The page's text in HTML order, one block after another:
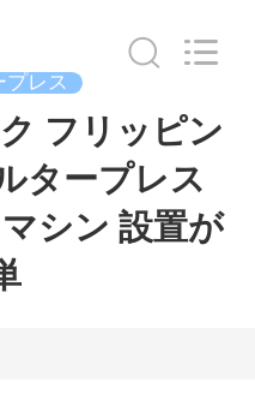
プレス
フリッピン
タープレス
シン 設置が